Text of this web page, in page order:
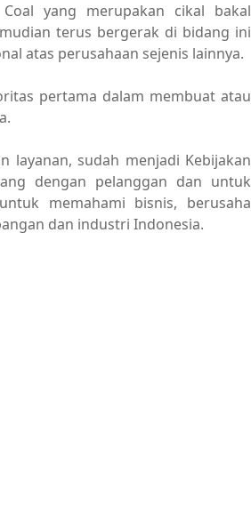
yang merupakan cikal bakal
terus bergerak di bidang ini
atas perusahaan sejenis lainnya.
pertama dalam membuat atau
layanan, sudah menjadi Kebijakan
dengan pelanggan dan untuk
memahami bisnis, berusaha
dan industri Indonesia.